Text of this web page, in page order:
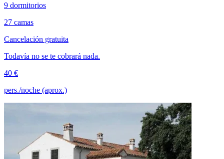
9 dormitorios
27 camas
Cancelación gratuita
Todavía no se te cobrará nada.
40 €
pers./noche (aprox.)